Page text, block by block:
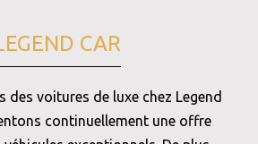
CAR
des voitures de luxe chez Legend
continuellement une offre